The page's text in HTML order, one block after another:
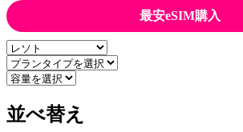
最安eSIM購入
並べ替え